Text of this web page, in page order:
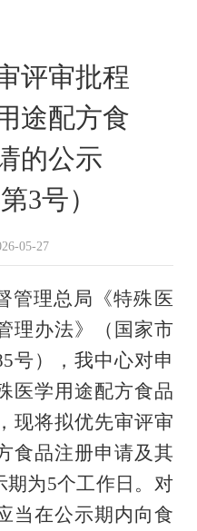
评审批程
途配方食
的公示
3号）
05-27
管理总局《特殊医
理办法》（国家市
号），我中心对申
医学用途配方食品
现将拟优先审评审
食品注册申请及其
期为5个工作日。对
当在公示期内向食